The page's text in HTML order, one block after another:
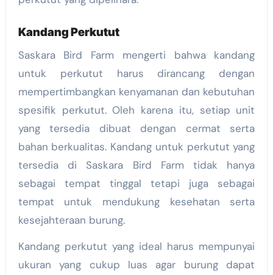
Kandang Perkutut
Saskara Bird Farm mengerti bahwa kandang
untuk perkutut harus dirancang dengan
mempertimbangkan kenyamanan dan kebutuhan
spesifik perkutut. Oleh karena itu, setiap unit
yang tersedia dibuat dengan cermat serta
bahan berkualitas. Kandang untuk perkutut yang
tersedia di Saskara Bird Farm tidak hanya
sebagai tempat tinggal tetapi juga sebagai
tempat untuk mendukung kesehatan serta
kesejahteraan burung.
Kandang perkutut yang ideal harus mempunyai
ukuran yang cukup luas agar burung dapat